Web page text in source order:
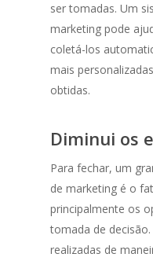
ser tomadas. Um
marketing pode
coletá-los
mais
obtidas.
Diminui os
Para fechar, um
de marketing é o
principalmente os
tomada de
realizadas de